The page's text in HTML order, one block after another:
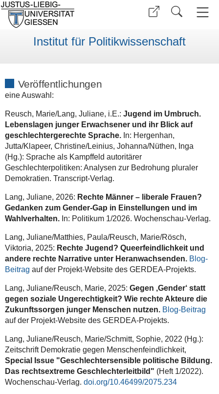
Institut für Politikwissenschaft
Veröffentlichungen
eine Auswahl:
Reusch, Marie/Lang, Juliane, i.E.: Jugend im Umbruch.
Lebenslagen junger Erwachsener und ihr Blick auf
geschlechtergerechte Sprache.In: Hergenhan,
Jutta/Klapeer, Christine/Leinius, Johanna/Nüthen, Inga
(Hg.): Sprache als Kampffeld autoritärer
Geschlechterpolitiken: Analysen zur Bedrohung pluraler
Demokratien. Transcript-Verlag.
Lang, Juliane, 2026: Rechte Männer – liberale Frauen?
Gedanken zum Gender-Gap in Einstellungen und im
Wahlverhalten.In: Politikum 1/2026. Wochenschau-Verlag.
Lang, Juliane/Matthies, Paula/Reusch, Marie/Rösch,
Viktoria, 2025: Rechte Jugend? Queerfeindlichkeit und
andere rechte Narrative unter Heranwachsenden. Blog-
Beitrag auf der Projekt-Website des GERDEA-Projekts.
Lang, Juliane/Reusch, Marie, 2025: Gegen ‚Gender‘ statt
gegen soziale Ungerechtigkeit? Wie rechte Akteure die
Zukunftssorgen junger Menschen nutzen. Blog-Beitrag
auf der Projekt-Website des GERDEA-Projekts.
Lang, Juliane/Reusch, Marie/Schmitt, Sophie, 2022 (Hg.):
Zeitschrift Demokratie gegen Menschenfeindlichkeit,
Special Issue "Geschlechtersensible politische Bildung.
Das rechtsextreme Geschlechterleitbild" (Heft 1/2022).
Wochenschau-Verlag. doi.org/10.46499/2075.234